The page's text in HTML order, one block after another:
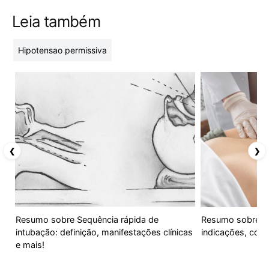
Leia também
Hipotensao permissiva
Resumo sobre Sequência rápida de
intubação: definição, manifestações clínicas
e mais!
Resumo sobre
indicações,
❮ ❯